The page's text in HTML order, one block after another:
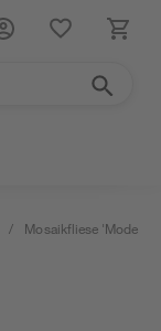
/ Mosaikfliese 'Mode